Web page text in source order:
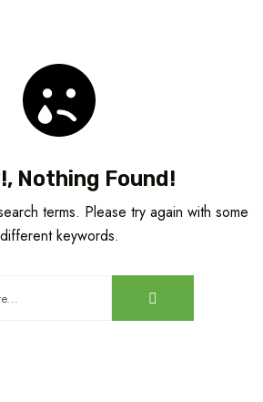
Nothing Found!
terms. Please try again with some
different keywords.